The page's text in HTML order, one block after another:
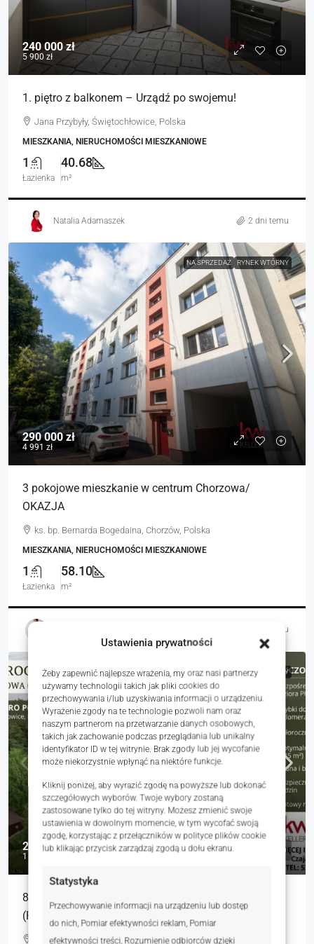
Ustawienia prywatności
Żeby zapewnić najlepsze wrażenia, my oraz nasi partnerzy
używamy technologii takich jak pliki cookies do
przechowywania i/lub uzyskiwania informacji o urządzeniu.
Wyrażenie zgody na te technologie pozwoli nam oraz
naszym partnerom na przetwarzanie danych osobowych,
takich jak zachowanie podczas przeglądania lub unikalny
identyfikator ID w tej witrynie. Brak zgody lub jej wycofanie
może niekorzystnie wpłynąć na niektóre funkcje.
Kliknij poniżej, aby wyrazić zgodę na powyższe lub dokonać
szczegółowych wyborów. Twoje wybory zostaną
zastosowane tylko do tej witryny. Możesz zmienić swoje
ustawienia w dowolnym momencie, w tym wycofać swoją
zgodę, korzystając z przełączników w polityce plików cookie
lub klikając przycisk zarządzaj zgodą u dołu ekranu.
Statystyka
Przechowywanie informacji na urządzeniu lub dostęp
do nich, Pomiar efektywności reklam, Pomiar
efektywności treści, Rozumienie odbiorców dzięki
240 000 zł
5 900 zł
1. piętro z balkonem – Urządź po swojemu!
Jana Przybyły, Świętochłowice, Polska
MIESZKANIA, NIERUCHOMOŚCI MIESZKANIOWE
1
Łazienka
40.68
m²
Natalia Adamaszek 2 dni temu
NA SPRZEDAŻ RYNEK WTÓRNY
290 000 zł
4 991 zł
3 pokojowe mieszkanie w centrum Chorzowa/
OKAZJA
ks. bp. Bernarda Bogedaina, Chorzów, Polska
MIESZKANIA, NIERUCHOMOŚCI MIESZKANIOWE
1
Łazienka
58.10
m²
3 dni temu
NA SPRZEDAŻ RYNEK WTÓRNY
2 190 000 zł
1 431 zł
8 Domków Całorocznych 100m od Plaży
(Pławniowice)
Plażowa, Niewiesze, Polska